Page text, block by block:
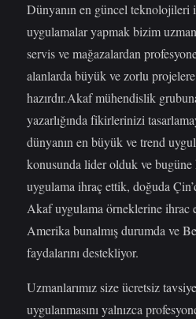
Dünyanın en güncel teknolojileri
uygulamalar yapmak bizim
servis ve mağazalardan
alanlarda büyük ve zorlu
hazırdır.Akaf mühendislik
yazarlığında fikirlerinizi
dünyanın en büyük ve trend
konusunda lider olduk ve
uygulama ihraç ettik, doğuda
Akaf uygulama örneklerine ihrac
Amerika bunalmış durumda ve
faydalarını destekliyor.
Uzmanlarımız size ücretsiz
uygulanmasını yalnızca